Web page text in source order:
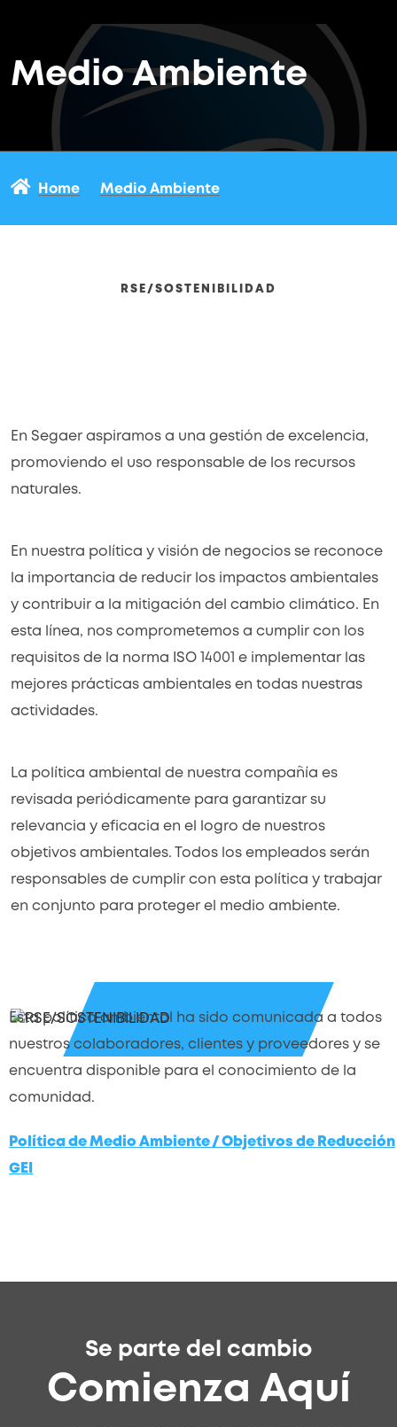
Medio Ambiente
Home Medio Ambiente
RSE/SOSTENIBILIDAD
En Segaer aspiramos a una gestión de excelencia,
promoviendo el uso responsable de los recursos
naturales.
En nuestra política y visión de negocios se reconoce
la importancia de reducir los impactos ambientales
y contribuir a la mitigación del cambio climático. En
esta línea, nos comprometemos a cumplir con los
requisitos de la norma ISO 14001 e implementar las
mejores prácticas ambientales en todas nuestras
actividades.
La política ambiental de nuestra compañía es
revisada periódicamente para garantizar su
relevancia y eficacia en el logro de nuestros
objetivos ambientales. Todos los empleados serán
responsables de cumplir con esta política y trabajar
en conjunto para proteger el medio ambiente.
Esta política ambiental ha sido comunicada a todos
nuestros colaboradores, clientes y proveedores y se
encuentra disponible para el conocimiento de la
comunidad.
Política de Medio Ambiente / Objetivos de Reducción
GEI
Se parte del cambio
Comienza Aquí